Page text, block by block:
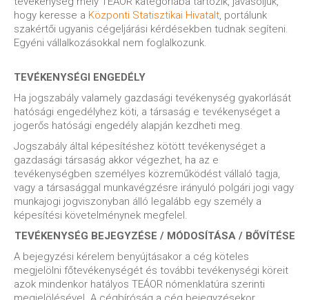
hogy keresse a Központi Statisztikai Hivatalt , portálunk
szakértői ugyanis cégeljárási kérdésekben tudnak segíteni.
Egyéni vállalkozásokkal nem foglalkozunk.
TEVÉKENYSÉGI ENGEDÉLY
Ha jogszabály valamely gazdasági tevékenység gyakorlását
hatósági engedélyhez köti, a társaság e tevékenységet a
jogerős hatósági engedély alapján kezdheti meg.
Jogszabály által képesítéshez kötött tevékenységet a
gazdasági társaság akkor végezhet, ha az e
tevékenységben személyes közreműködést vállaló tagja,
vagy a társasággal munkavégzésre irányuló polgári jogi vagy
munkajogi jogviszonyban álló legalább egy személy a
képesítési követelménynek megfelel.
TEVÉKENYSÉG BEJEGYZÉSE / MÓDOSÍTÁSA / BŐVÍTÉSE
A bejegyzési kérelem benyújtásakor a cég köteles
megjelölni főtevékenységét és további tevékenységi köreit
azok mindenkor hatályos TEÁOR nómenklatúra szerinti